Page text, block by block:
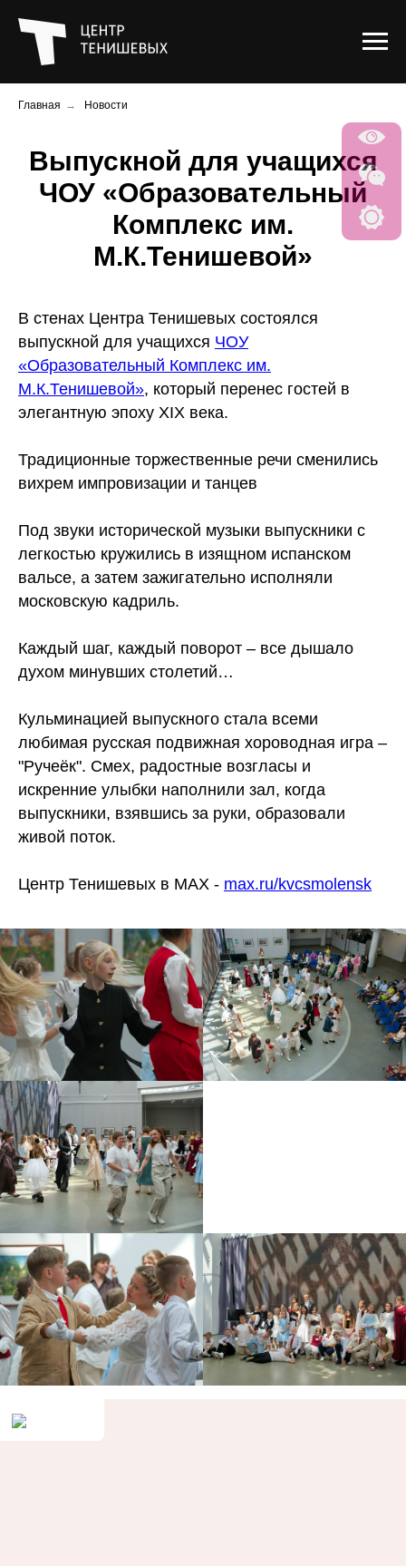
Главная → Новости
Выпускной для учащихся
ЧОУ «Образовательный
Комплекс им.
М.К.Тенишевой»
В стенах Центра Тенишевых состоялся
выпускной для учащихся ЧОУ
«Образовательный Комплекс им.
М.К.Тенишевой», который перенес гостей в
элегантную эпоху XIX века.
Традиционные торжественные речи сменились
вихрем импровизации и танцев
Под звуки исторической музыки выпускники с
легкостью кружились в изящном испанском
вальсе, а затем зажигательно исполняли
московскую кадриль.
Каждый шаг, каждый поворот – все дышало
духом минувших столетий…
Кульминацией выпускного стала всеми
любимая русская подвижная хороводная игра –
"Ручеёк". Смех, радостные возгласы и
искренние улыбки наполнили зал, когда
выпускники, взявшись за руки, образовали
живой поток.
Центр Тенишевых в MAX - max.ru/kvcsmolensk